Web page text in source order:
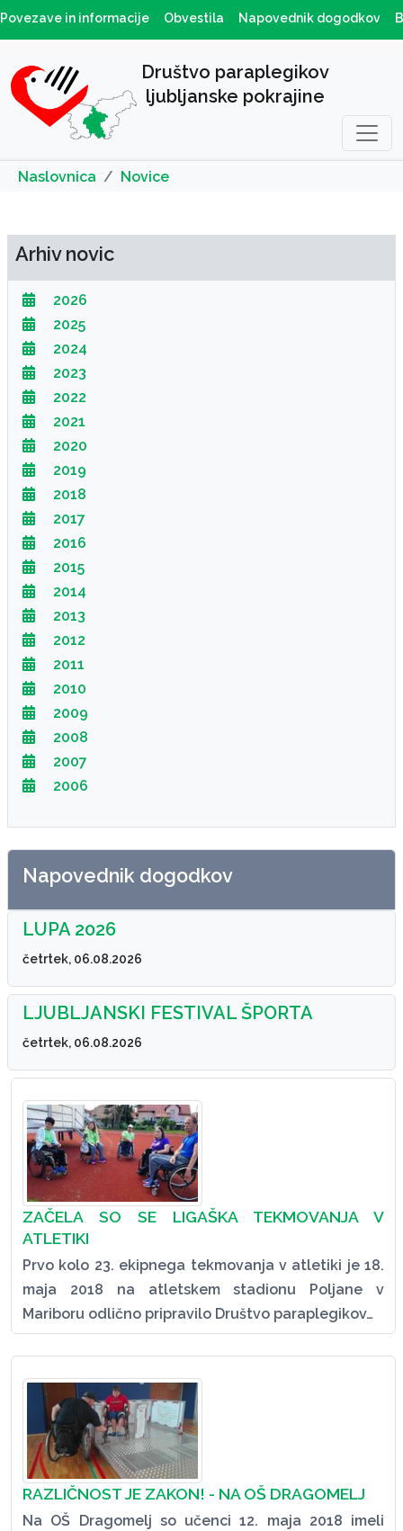
Povezave in informacije Obvestila Napovednik dogodkov
Društvo paraplegikov
ljubljanske pokrajine
Naslovnica Novice
Arhiv novic
2026
2025
2024
2023
2022
2021
2020
2019
2018
2017
2016
2015
2014
2013
2012
2011
2010
2009
2008
2007
2006
Napovednik dogodkov
LUPA 2026
četrtek, 06.08.2026
LJUBLJANSKI FESTIVAL ŠPORTA
četrtek, 06.08.2026
ZAČELA SO SE LIGAŠKA TEKMOVANJA V
ATLETIKI
Prvo kolo 23. ekipnega tekmovanja v atletiki je 18.
maja 2018 na atletskem stadionu Poljane v
Mariboru odlično pripravilo Društvo paraplegikov…
RAZLIČNOST JE ZAKON! - NA OŠ DRAGOMELJ
Na OŠ Dragomelj so učenci 12. maja 2018 imeli